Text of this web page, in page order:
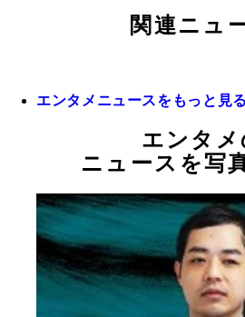
関連ニュ
エンタメニュースをもっと見る
エンタメ
ニュースを写